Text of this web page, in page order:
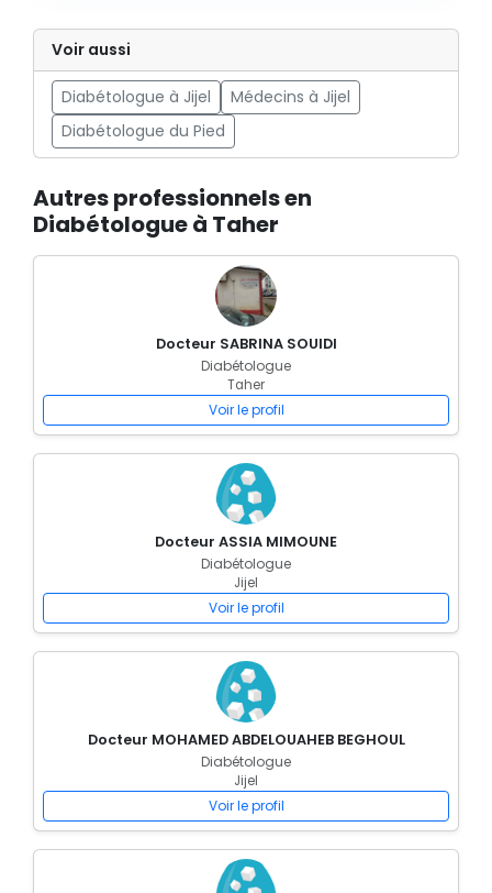
Voir aussi
Diabétologue à Jijel
Médecins à Jijel
Diabétologue du Pied
Autres professionnels en
Diabétologue à Taher
Docteur SABRINA SOUIDI
Diabétologue
Taher
Voir le profil
Docteur ASSIA MIMOUNE
Diabétologue
Jijel
Voir le profil
Docteur MOHAMED ABDELOUAHEB BEGHOUL
Diabétologue
Jijel
Voir le profil